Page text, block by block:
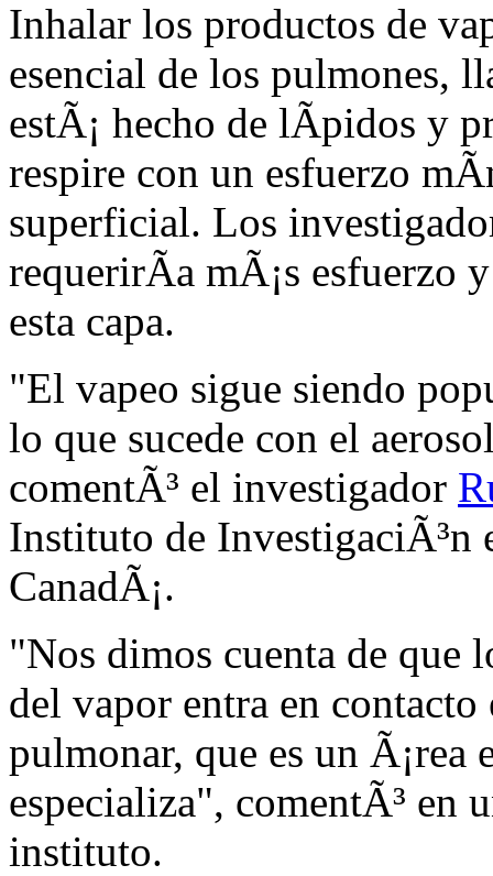
Inhalar los productos de
esencial de los pulmones,
estÃ¡ hecho de lÃ­pidos y
respire con un esfuerzo
superficial. Los
requerirÃ­a mÃ¡s esfuerzo
esta capa.
"El vapeo sigue siendo
lo que sucede con el
comentÃ³ el investigador
Instituto de InvestigaciÃ³n
CanadÃ¡.
"Nos dimos cuenta de que
del vapor entra en
pulmonar, que es un Ã¡rea
especializa", comentÃ³ en
instituto.